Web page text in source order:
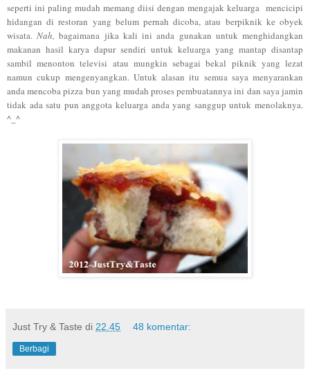
seperti ini paling mudah memang diisi dengan mengajak keluarga mencicipi
hidangan di restoran yang belum pernah dicoba, atau berpiknik ke obyek
wisata.Nah, bagaimana jika kali ini anda gunakan untuk menghidangkan
makanan hasil karya dapur sendiri untuk keluarga yang mantap disantap
sambil menonton televisi atau mungkin sebagai bekal piknik yang lezat
namun cukup mengenyangkan. Untuk alasan itu semua saya menyarankan
anda mencoba pizza bun yang mudah proses pembuatannya ini dan saya jamin
tidak ada satu pun anggota keluarga anda yang sanggup untuk menolaknya.
^_^
Just Try & Taste di 22.45 48 komentar:
Berbagi